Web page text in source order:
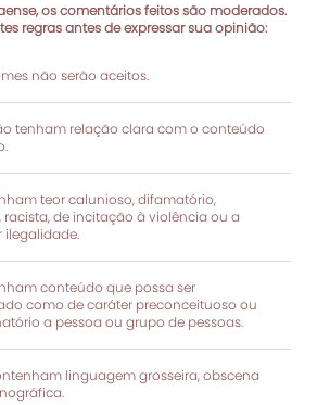
os comentários feitos são moderados.
regras antes de expressar sua opinião:
não serão aceitos.
tenham relação clara com o conteúdo
teor calunioso, difamatório,
racista, de incitação à violência ou a
ilegalidade.
conteúdo que possa ser
como de caráter preconceituoso ou
a pessoa ou grupo de pessoas.
linguagem grosseira, obscena